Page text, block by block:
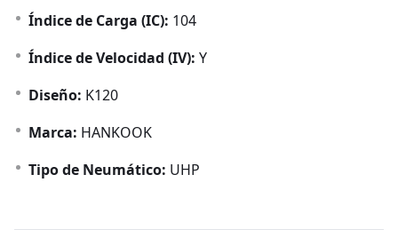
Índice de Carga (IC): 104
Índice de Velocidad (IV): Y
Diseño: K120
Marca: HANKOOK
Tipo de Neumático: UHP